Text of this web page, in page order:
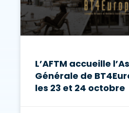
L’AFTM accueille
Générale de
les 23 et 24 octobre